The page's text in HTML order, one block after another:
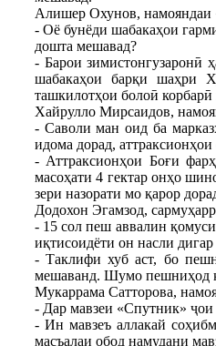
Алишер Охунов, намояндаи
- Оё бунёди шабакаҳои
дошта мешавад?
- Барои зимистонгузаронӣ
шабакаҳои барқи шаҳри
ташкилотҳои болоӣ
Хайрулло Мирсаидов,
- Саволи ман оид ба
идома дорад,
- Аттраксионҳои Боғи
масоҳати 4 гектар онҳо
зери назорати мо қарор
Додохон Эгамзод,
- 15 сол пеш аввалин
иқтисоидёти он насли
- Таклифи хуб аст, бо
мешаванд. Шумо пешниҳод
Мукаррама Сатторова,
- Дар мавзеи «Спутник» ҷои
- Ин мавзеъ аллакай
масъалаи обод намудани